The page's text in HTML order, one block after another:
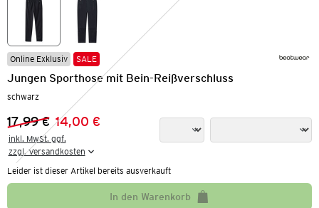
Online Exklusiv SALE
Jungen Sporthose mit Bein-Reißverschluss
schwarz
Vorheriger Preis:
17,99 €
Neuer Preis:
14,00 €
inkl. MwSt. ggf.
zzgl. Versandkosten
Leider ist dieser Artikel bereits ausverkauft
In den Warenkorb